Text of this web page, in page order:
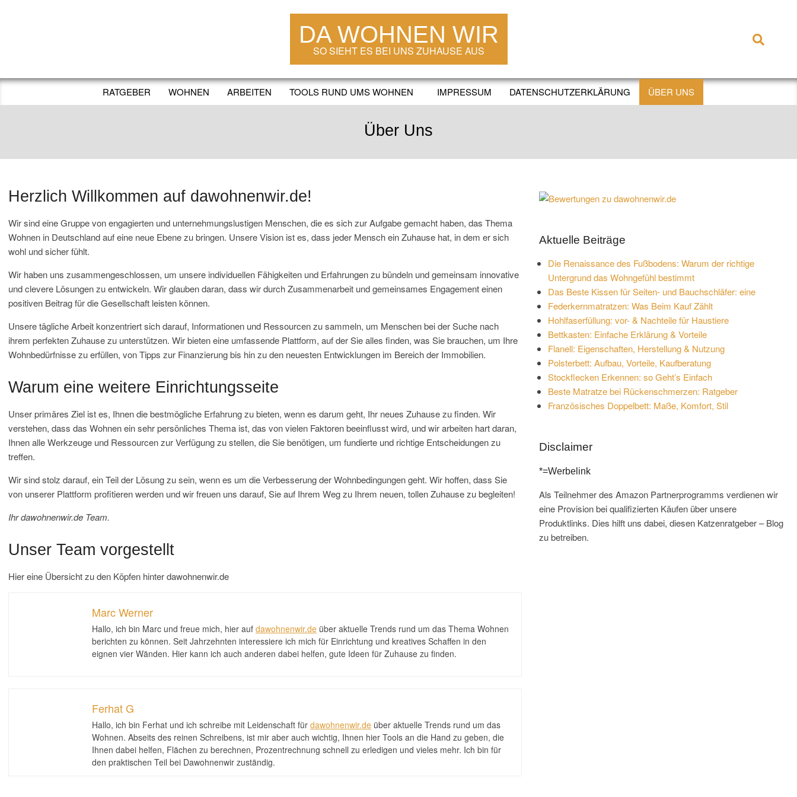
DA WOHNEN WIR
SO SIEHT ES BEI UNS ZUHAUSE AUS
Secondary
Menu
RATGEBER WOHNEN ARBEITEN TOOLS RUND UMS WOHNEN IMPRESSUM DATENSCHUTZERKLÄRUNG ÜBER UNS
Über Uns
Herzlich Willkommen auf dawohnenwir.de!
Wir sind eine Gruppe von engagierten und unternehmungslustigen Menschen, die es sich zur Aufgabe gemacht haben, das Thema
Wohnen in Deutschland auf eine neue Ebene zu bringen. Unsere Vision ist es, dass jeder Mensch ein Zuhause hat, in dem er sich
wohl und sicher fühlt.
Wir haben uns zusammengeschlossen, um unsere individuellen Fähigkeiten und Erfahrungen zu bündeln und gemeinsam innovative
und clevere Lösungen zu entwickeln. Wir glauben daran, dass wir durch Zusammenarbeit und gemeinsames Engagement einen
positiven Beitrag für die Gesellschaft leisten können.
Unsere tägliche Arbeit konzentriert sich darauf, Informationen und Ressourcen zu sammeln, um Menschen bei der Suche nach
ihrem perfekten Zuhause zu unterstützen. Wir bieten eine umfassende Plattform, auf der Sie alles finden, was Sie brauchen, um Ihre
Wohnbedürfnisse zu erfüllen, von Tipps zur Finanzierung bis hin zu den neuesten Entwicklungen im Bereich der Immobilien.
Warum eine weitere Einrichtungsseite
Unser primäres Ziel ist es, Ihnen die bestmögliche Erfahrung zu bieten, wenn es darum geht, Ihr neues Zuhause zu finden. Wir
verstehen, dass das Wohnen ein sehr persönliches Thema ist, das von vielen Faktoren beeinflusst wird, und wir arbeiten hart daran,
Ihnen alle Werkzeuge und Ressourcen zur Verfügung zu stellen, die Sie benötigen, um fundierte und richtige Entscheidungen zu
treffen.
Wir sind stolz darauf, ein Teil der Lösung zu sein, wenn es um die Verbesserung der Wohnbedingungen geht. Wir hoffen, dass Sie
von unserer Plattform profitieren werden und wir freuen uns darauf, Sie auf Ihrem Weg zu Ihrem neuen, tollen Zuhause zu begleiten!
Ihr dawohnenwir.de Team.
Unser Team vorgestellt
Hier eine Übersicht zu den Köpfen hinter dawohnenwir.de
Marc Werner
Hallo, ich bin Marc und freue mich, hier auf dawohnenwir.de über aktuelle Trends rund um das Thema Wohnen
berichten zu können. Seit Jahrzehnten interessiere ich mich für Einrichtung und kreatives Schaffen in den
eignen vier Wänden. Hier kann ich auch anderen dabei helfen, gute Ideen für Zuhause zu finden.
Ferhat G
Hallo, ich bin Ferhat und ich schreibe mit Leidenschaft für dawohnenwir.de über aktuelle Trends rund um das
Wohnen. Abseits des reinen Schreibens, ist mir aber auch wichtig, Ihnen hier Tools an die Hand zu geben, die
Ihnen dabei helfen, Flächen zu berechnen, Prozentrechnung schnell zu erledigen und vieles mehr. Ich bin für
den praktischen Teil bei Dawohnenwir zuständig.
Aktuelle Beiträge
Die Renaissance des Fußbodens: Warum der richtige
Untergrund das Wohngefühl bestimmt
Das Beste Kissen für Seiten- und Bauchschläfer: eine
Federkernmatratzen: Was Beim Kauf Zählt
Hohlfaserfüllung: vor- & Nachteile für Haustiere
Bettkasten: Einfache Erklärung & Vorteile
Flanell: Eigenschaften, Herstellung & Nutzung
Polsterbett: Aufbau, Vorteile, Kaufberatung
Stockflecken Erkennen: so Geht’s Einfach
Beste Matratze bei Rückenschmerzen: Ratgeber
Französisches Doppelbett: Maße, Komfort, Stil
Disclaimer
*=Werbelink
Als Teilnehmer des Amazon Partnerprogramms verdienen wir
eine Provision bei qualifizierten Käufen über unsere
Produktlinks. Dies hilft uns dabei, diesen Katzenratgeber – Blog
zu betreiben.